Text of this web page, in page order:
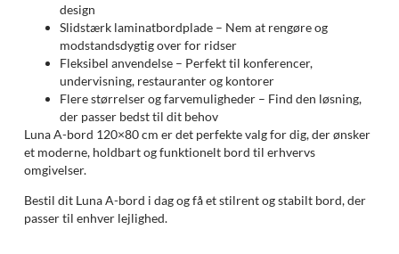
design
Slidstærk laminatbordplade – Nem at rengøre og
modstandsdygtig over for ridser
Fleksibel anvendelse – Perfekt til konferencer,
undervisning, restauranter og kontorer
Flere størrelser og farvemuligheder – Find den løsning,
der passer bedst til dit behov
Luna A-bord 120×80 cm er det perfekte valg for dig, der ønsker
et moderne, holdbart og funktionelt bord til erhvervs
omgivelser.
Bestil dit Luna A-bord i dag og få et stilrent og stabilt bord, der
passer til enhver lejlighed.